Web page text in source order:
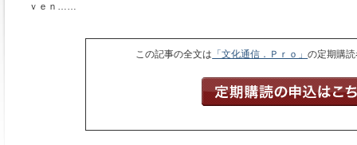
ｖｅｎ……
この記事の全文は 「文化通信．Ｐｒｏ」の定期購